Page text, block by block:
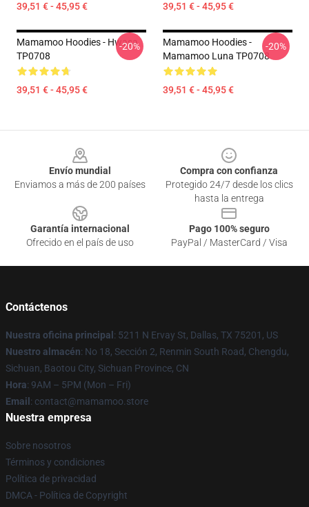
39,51 € - 45,95 € 39,51 € - 45,95 €
Mamamoo Hoodies - Hwasa
TP0708
39,51 € - 45,95 €
-20%
Mamamoo Hoodies -
Mamamoo Luna TP0708
39,51 € - 45,95 €
-20%
Envío mundial
Enviamos a más de 200 países
Compra con confianza
Protegido 24/7 desde los clics
hasta la entrega
Garantía internacional
Ofrecido en el país de uso
Pago 100% seguro
PayPal / MasterCard / Visa
Contáctenos
Nuestra oficina principal : 5211 N Ervay St, Dallas, TX 75201, US
Nuestro almacén: No 18, Sección 2, Renmin South Road, Chengdu,
Sichuan, Baotou City, Sichuan Province, CN
Hora: 9AM – 5PM (Mon – Fri)
Email : contact@mamamoo.store
Nuestra empresa
Sobre nosotros
Términos y condiciones
Política de privacidad
DMCA - Política de Copyright